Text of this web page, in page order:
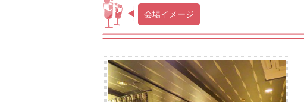
会場イメージ